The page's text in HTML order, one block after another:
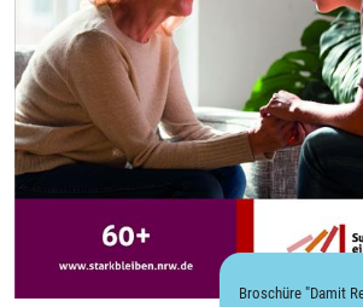
Broschüre "Damit